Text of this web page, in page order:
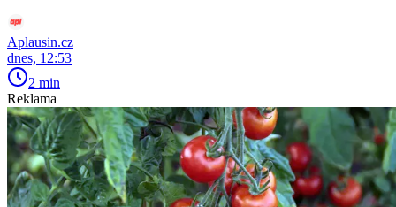
Aplausin.cz
dnes, 12:53
2 min
Reklama